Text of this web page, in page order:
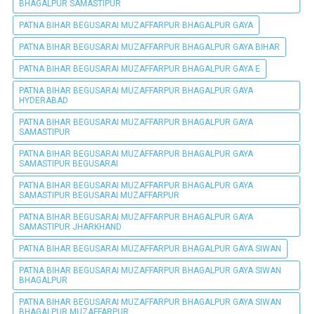
BHAGALPUR SAMASTIPUR
PATNA BIHAR BEGUSARAI MUZAFFARPUR BHAGALPUR GAYA
PATNA BIHAR BEGUSARAI MUZAFFARPUR BHAGALPUR GAYA BIHAR
PATNA BIHAR BEGUSARAI MUZAFFARPUR BHAGALPUR GAYA E
PATNA BIHAR BEGUSARAI MUZAFFARPUR BHAGALPUR GAYA
HYDERABAD
PATNA BIHAR BEGUSARAI MUZAFFARPUR BHAGALPUR GAYA
SAMASTIPUR
PATNA BIHAR BEGUSARAI MUZAFFARPUR BHAGALPUR GAYA
SAMASTIPUR BEGUSARAI
PATNA BIHAR BEGUSARAI MUZAFFARPUR BHAGALPUR GAYA
SAMASTIPUR BEGUSARAI MUZAFFARPUR
PATNA BIHAR BEGUSARAI MUZAFFARPUR BHAGALPUR GAYA
SAMASTIPUR JHARKHAND
PATNA BIHAR BEGUSARAI MUZAFFARPUR BHAGALPUR GAYA SIWAN
PATNA BIHAR BEGUSARAI MUZAFFARPUR BHAGALPUR GAYA SIWAN
BHAGALPUR
PATNA BIHAR BEGUSARAI MUZAFFARPUR BHAGALPUR GAYA SIWAN